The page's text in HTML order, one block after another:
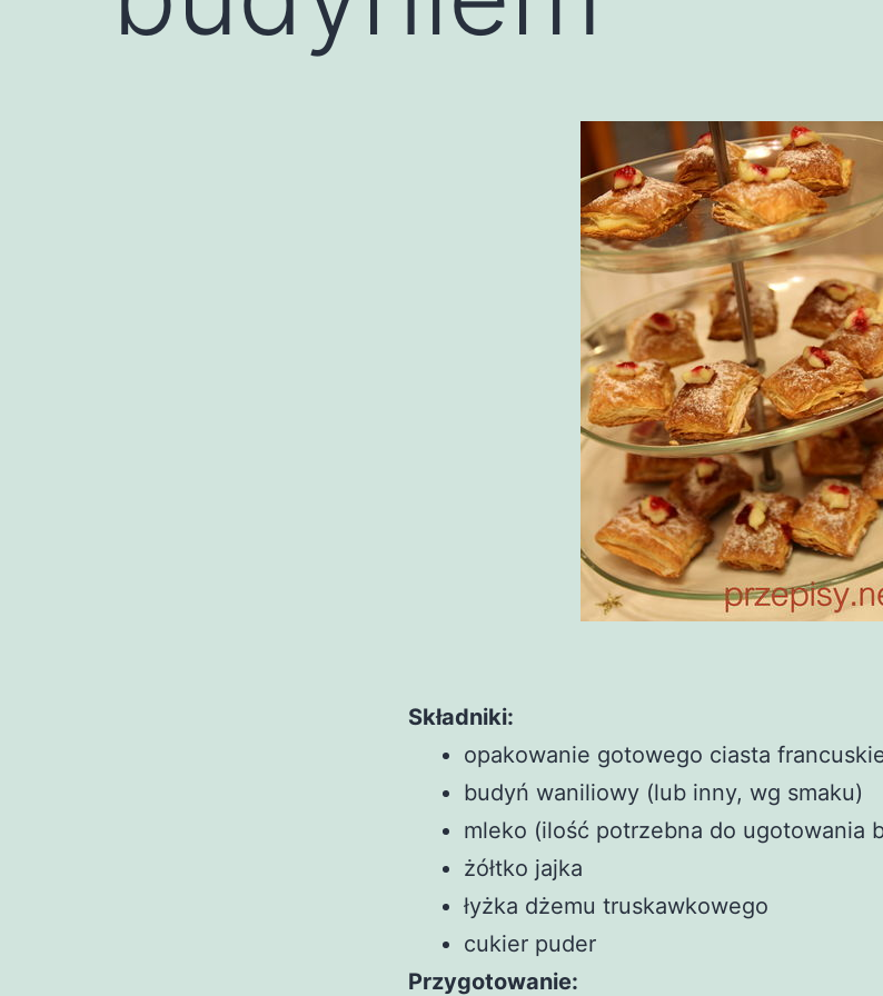
Składniki:
opakowanie gotowego ciasta
budyń waniliowy (lub inny, wg smaku)
mleko (ilość potrzebna do ugotowania
żółtko jajka
łyżka dżemu truskawkowego
cukier puder
Przygotowanie: